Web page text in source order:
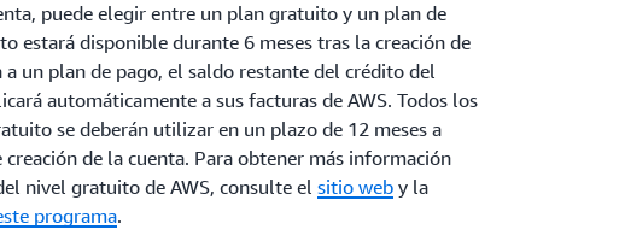
puede elegir entre un plan gratuito y un plan de
estará disponible durante 6 meses tras la creación de
a un plan de pago, el saldo restante del crédito del
automáticamente a sus facturas de AWS. Todos los
se deberán utilizar en un plazo de 12 meses a
de la cuenta. Para obtener más información
nivel gratuito de AWS, consulte el sitio web y la
programa.